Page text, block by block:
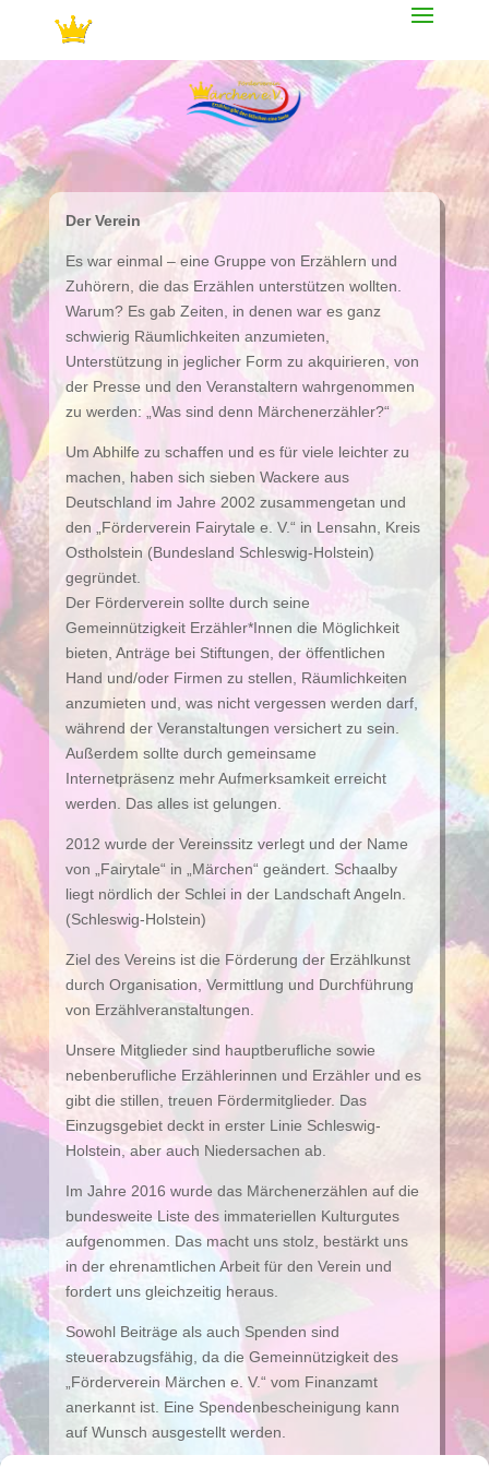
Der Verein
Es war einmal – eine Gruppe von Erzählern und
Zuhörern, die das Erzählen unterstützen wollten.
Warum? Es gab Zeiten, in denen war es ganz
schwierig Räumlichkeiten anzumieten,
Unterstützung in jeglicher Form zu akquirieren, von
der Presse und den Veranstaltern wahrgenommen
zu werden: „Was sind denn Märchenerzähler?“
Um Abhilfe zu schaffen und es für viele leichter zu
machen, haben sich sieben Wackere aus
Deutschland im Jahre 2002 zusammengetan und
den „Förderverein Fairytale e. V.“ in Lensahn, Kreis
Ostholstein (Bundesland Schleswig-Holstein)
gegründet.
Der Förderverein sollte durch seine
Gemeinnützigkeit Erzähler*Innen die Möglichkeit
bieten, Anträge bei Stiftungen, der öffentlichen
Hand und/oder Firmen zu stellen, Räumlichkeiten
anzumieten und, was nicht vergessen werden darf,
während der Veranstaltungen versichert zu sein.
Außerdem sollte durch gemeinsame
Internetpräsenz mehr Aufmerksamkeit erreicht
werden. Das alles ist gelungen.
2012 wurde der Vereinssitz verlegt und der Name
von „Fairytale“ in „Märchen“ geändert. Schaalby
liegt nördlich der Schlei in der Landschaft Angeln.
(Schleswig-Holstein)
Ziel des Vereins ist die Förderung der Erzählkunst
durch Organisation, Vermittlung und Durchführung
von Erzählveranstaltungen.
Unsere Mitglieder sind hauptberufliche sowie
nebenberufliche Erzählerinnen und Erzähler und es
gibt die stillen, treuen Fördermitglieder. Das
Einzugsgebiet deckt in erster Linie Schleswig-
Holstein, aber auch Niedersachen ab.
Im Jahre 2016 wurde das Märchenerzählen auf die
bundesweite Liste des immateriellen Kulturgutes
aufgenommen. Das macht uns stolz, bestärkt uns
in der ehrenamtlichen Arbeit für den Verein und
fordert uns gleichzeitig heraus.
Sowohl Beiträge als auch Spenden sind
steuerabzugsfähig, da die Gemeinnützigkeit des
„Förderverein Märchen e. V.“ vom Finanzamt
anerkannt ist. Eine Spendenbescheinigung kann
auf Wunsch ausgestellt werden.